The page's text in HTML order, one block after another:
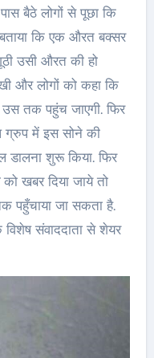
बैठे लोगों से पूछा कि
कि एक औरत बक्सर
उसी औरत की हो
और लोगों को कहा कि
तक पहुंच जाएगी. फिर
ग्रुप में इस सोने की
डालना शुरू किया. फिर
को खबर दिया जाये तो
पहुँचाया जा सकता है.
संवाददाता से शेयर